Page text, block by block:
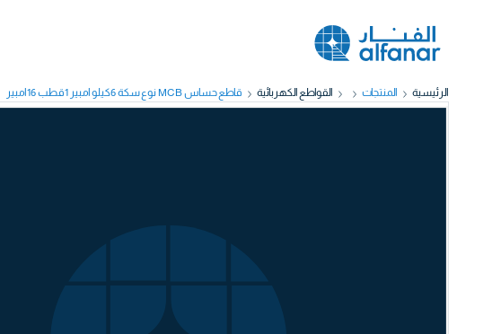
الرئيسية المنتجات القواطع الكهربائية قاطع حساس MCB نوع سكة 6كيلو أمبير 1قطب 16أمبير